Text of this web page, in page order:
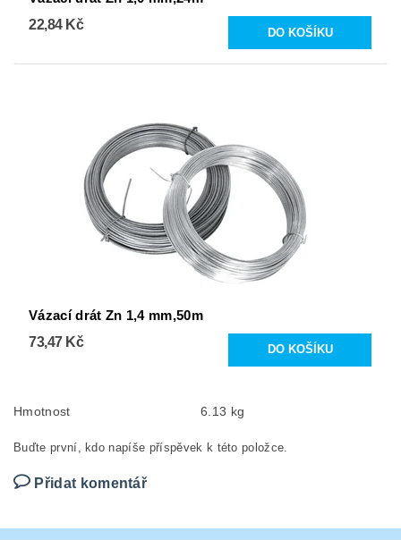
22,84 Kč
Vázací drát Zn 1,4 mm,50m
73,47 Kč
Hmotnost 6.13 kg
Buďte první, kdo napíše příspěvek k této položce.
Přidat komentář